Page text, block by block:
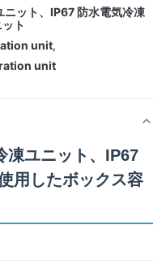
ット、IP67 防水電気冷凍
ト
unit,
unit
凍ユニット、IP67
用したボックス容